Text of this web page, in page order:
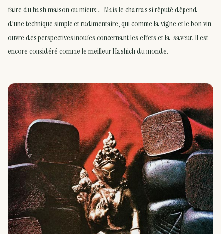
faire du hash maison ou mieux… Mais le charras si réputé dépend
d’une technique simple et rudimentaire, qui comme la vigne et le bon vin
ouvre des perspectives inouïes concernant les effets et la saveur. Il est
encore considéré comme le meilleur Hashich du monde.